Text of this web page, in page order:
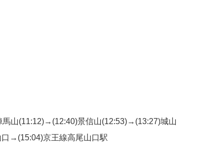
山(11:12)→(12:40)景信山(12:53)→(13:27)城山
→(15:04)京王線高尾山口駅